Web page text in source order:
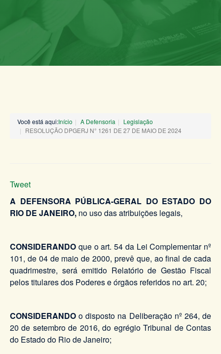
Você está aqui:Início A Defensoria
Legislação
RESOLUÇÃO DPGERJ N° 1261 DE 27 DE MAIO DE 2024
Tweet
A DEFENSORA PÚBLICA-GERAL DO ESTADO DO
RIO DE JANEIRO, no uso das atribuições legais,
CONSIDERANDO que o art. 54 da Lei Complementar nº
101, de 04 de maio de 2000, prevê que, ao final de cada
quadrimestre, será emitido Relatório de Gestão Fiscal
pelos titulares dos Poderes e órgãos referidos no art. 20;
CONSIDERANDOo disposto na Deliberação nº 264, de
20 de setembro de 2016, do egrégio Tribunal de Contas
do Estado do Rio de Janeiro;